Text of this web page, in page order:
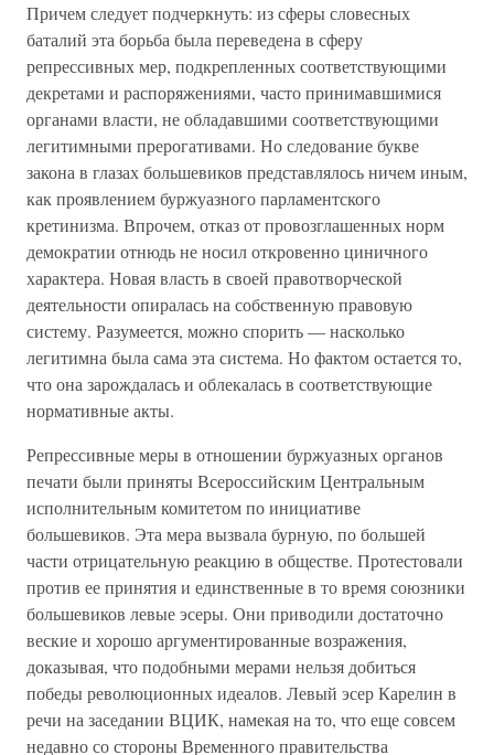
Причем следует подчеркнуть: из сферы словесных
баталий эта борьба была переведена в сферу
репрессивных мер, подкрепленных соответствующими
декретами и распоряжениями, часто принимавшимися
органами власти, не обладавшими соответствующими
легитимными прерогативами. Но следование букве
закона в глазах большевиков представлялось ничем иным,
как проявлением буржуазного парламентского
кретинизма. Впрочем, отказ от провозглашенных норм
демократии отнюдь не носил откровенно циничного
характера. Новая власть в своей правотворческой
деятельности опиралась на собственную правовую
систему. Разумеется, можно спорить — насколько
легитимна была сама эта система. Но фактом остается то,
что она зарождалась и облекалась в соответствующие
нормативные акты.
Репрессивные меры в отношении буржуазных органов
печати были приняты Всероссийским Центральным
исполнительным комитетом по инициативе
большевиков. Эта мера вызвала бурную, по большей
части отрицательную реакцию в обществе. Протестовали
против ее принятия и единственные в то время союзники
большевиков левые эсеры. Они приводили достаточно
веские и хорошо аргументированные возражения,
доказывая, что подобными мерами нельзя добиться
победы революционных идеалов. Левый эсер Карелин в
речи на заседании ВЦИК, намекая на то, что еще совсем
недавно со стороны Временного правительства